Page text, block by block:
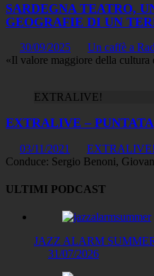
SARDEGNA TEATRO,
GEOGRAFIE DI UN
30/09/2025
Un caffè a
«Il valore maggiore della cultura
EXTRALIVE!
EXTRALIVE – PUNTATA
03/11/2021
EXTRALIVE!
Conduce: Sergio Benoni,
ULTIMI PODCAST
JAZZ ALARM
31/07/2026